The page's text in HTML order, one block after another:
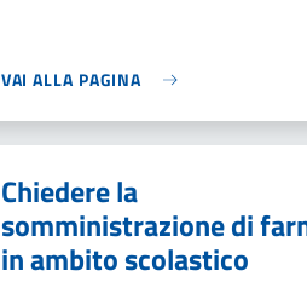
VAI ALLA PAGINA
Chiedere la
somministrazione di
in ambito scolastico